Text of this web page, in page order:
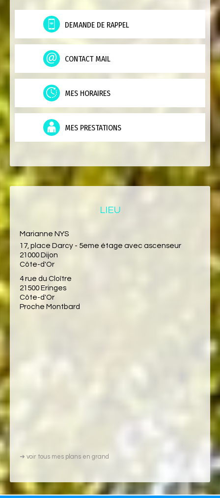
DEMANDE DE RAPPEL
CONTACT MAIL
MES HORAIRES
MES PRESTATIONS
LIEU
Marianne NYS
17, place Darcy - 5eme étage avec ascenseur
21000 Dijon
Côte-d'Or
4 rue du Cloître
21500 Eringes
Côte-d'Or
Proche Montbard
➜ voir tous mes plans en grand